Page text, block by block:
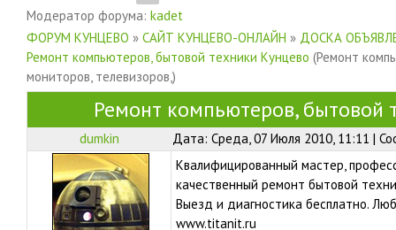
Модератор форума: kadet
ФОРУМ КУНЦЕВО » САЙТ КУНЦЕВО-ОНЛАЙН » ДОСКА
Ремонт компьютеров, бытовой техники Кунцево (Ремонт
мониторов, телевизоров,)
Ремонт компьютеров, бытовой
dumkin Дата: Среда, 07 Июля 2010, 11:11 |
Квалифицированный мастер,
качественный ремонт бытовой
Выезд и диагностика бесплатно.
www.titanit.ru